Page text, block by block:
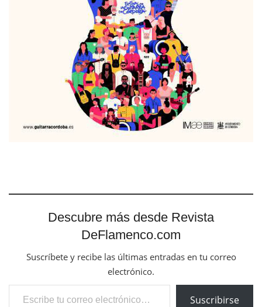
Descubre más desde Revista
DeFlamenco.com
Suscríbete y recibe las últimas entradas en tu correo
electrónico.
Escribe tu correo electrónico…
Suscribirse